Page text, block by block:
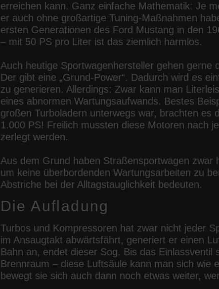
erreichen kann. Ganz einfache Mathematik: Je
er auch ohne großartige Tuning-Maßnahmen
ersten Generationen des Ford Mustang in den
– mit 50 PS pro Liter ist das ziemlich harmlos.
Auch heutige Sportwagenhersteller gehen
Der gibt eine „Grund-Power“. Dadurch wird es
zu generieren. Allerdings: Zwar kann man
eines abnormen Wartungsaufwands. Bestes
großen Turboladern unterwegs war, brachten es
1.000 PS! Freilich mussten diese Motoren nach
zerlegt werden.
Aus dem Grund haben Straßensportwagen
um keine überbordenden Wartungsarbeiten zu
Abstriche bei der Alltagstauglichkeit bedeuten.
Die Aufladung
Turbos und Kompressoren hat zwar nicht jeder
im Ansaugtakt abwärtsfährt, generiert er einen
Bahn an, endet dieser Sog. Bis das
Brennraum – diese Luftsäule kann man sich wie
bewegt sie sich auch dann noch etwas weiter,